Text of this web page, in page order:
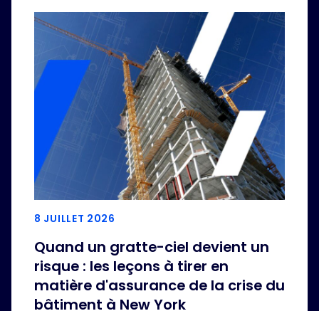
8 JUILLET 2026
Quand un gratte-ciel devient un
risque : les leçons à tirer en
matière d'assurance de la crise du
bâtiment à New York